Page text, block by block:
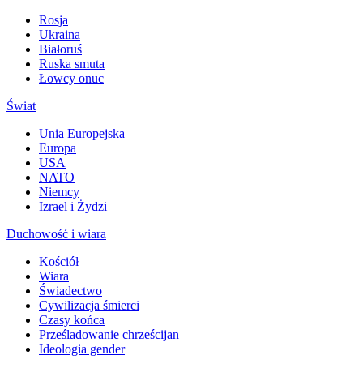
Rosja
Ukraina
Białoruś
Ruska smuta
Łowcy onuc
Świat
Unia Europejska
Europa
USA
NATO
Niemcy
Izrael i Żydzi
Duchowość i wiara
Kościół
Wiara
Świadectwo
Cywilizacja śmierci
Czasy końca
Prześladowanie chrześcijan
Ideologia gender